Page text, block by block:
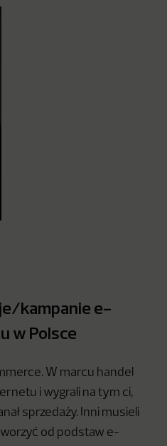
kampanie e-
w Polsce
W marcu handel
i wygrali na tym ci,
sprzedaży. Inni musieli
od podstaw e-